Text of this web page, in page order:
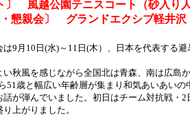
〕 風越公園テニスコート（砂入り人
・懇親会〕 グランドエクシブ軽井沢
9月10日(水)～11日(木）、日本を代表する避
秋風を感じながら全国北は青森、南は広島
51歳と幅広い年齢層が集まり和気あいあいの
が弾んでいました。初日はチーム対抗戦・
上がりました。